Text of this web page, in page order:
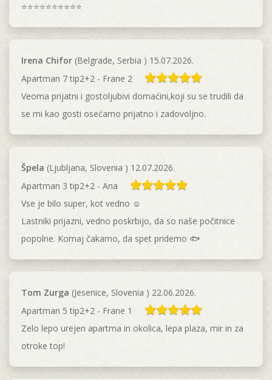
⭐️⭐️⭐️⭐️⭐️⭐️⭐️⭐️⭐️⭐️
Irena Chifor (Belgrade, Serbia ) 15.07.2026.
Apartman 7 tip2+2 - Frane 2
Veoma prijatni i gostoljubivi domaćini,koji su se trudili da
se mi kao gosti osećamo prijatno i zadovoljno.
Špela (Ljubljana, Slovenia ) 12.07.2026.
Apartman 3 tip2+2 - Ana
Vse je bilo super, kot vedno ☺️
Lastniki prijazni, vedno poskrbijo, da so naše počitnice
popolne. Komaj čakamo, da spet pridemo 🐟
Tom Zurga (Jesenice, Slovenia ) 22.06.2026.
Apartman 5 tip2+2 - Frane 1
Zelo lepo urejen apartma in okolica, lepa plaza, mir in za
otroke top!